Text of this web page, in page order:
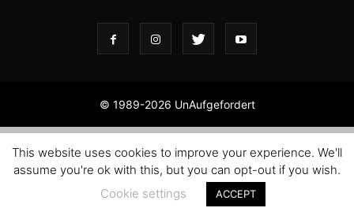
© 1989-2026 UnAufgefordert
This website uses cookies to improve your experience. We'll
assume you're ok with this, but you can opt-out if you wish.
Cookie settings
ACCEPT